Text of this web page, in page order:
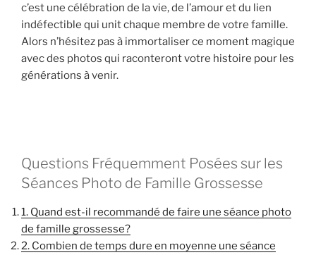
c’est une célébration de la vie, de l’amour et du lien
indéfectible qui unit chaque membre de votre famille.
Alors n’hésitez pas à immortaliser ce moment magique
avec des photos qui raconteront votre histoire pour les
générations à venir.
Questions Fréquemment Posées sur les
Séances Photo de Famille Grossesse
1. Quand est-il recommandé de faire une séance photo
de famille grossesse?
2. Combien de temps dure en moyenne une séance